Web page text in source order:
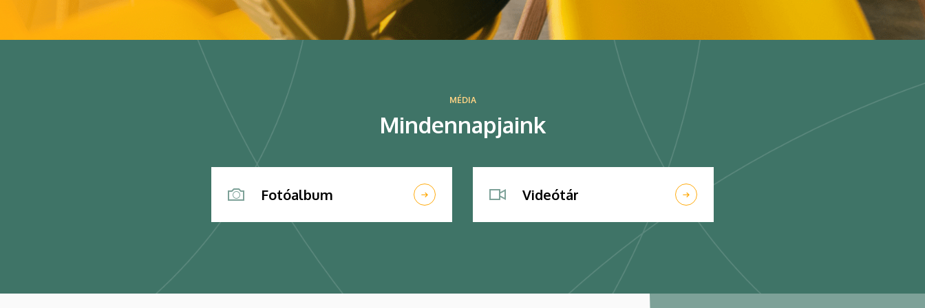
MÉDIA
Mindennapjaink
Fotóalbum Videótár